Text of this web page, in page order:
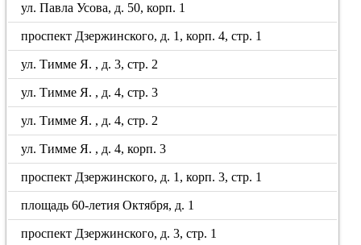
ул. Павла Усова, д. 50, корп. 1
проспект Дзержинского, д. 1, корп. 4, стр. 1
ул. Тимме Я. , д. 3, стр. 2
ул. Тимме Я. , д. 4, стр. 3
ул. Тимме Я. , д. 4, стр. 2
ул. Тимме Я. , д. 4, корп. 3
проспект Дзержинского, д. 1, корп. 3, стр. 1
площадь 60-летия Октября, д. 1
проспект Дзержинского, д. 3, стр. 1